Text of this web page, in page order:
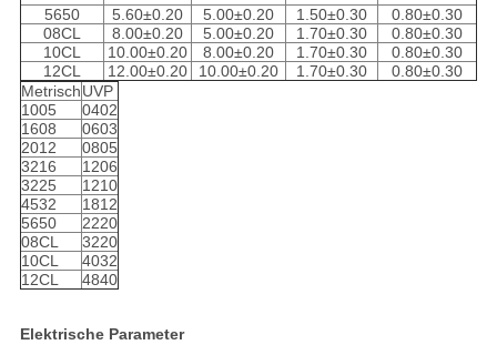
5650
5.60±0.20 5.00±0.20 1.50±0.30
0.80±0.30
08CL
8.00±0.20 5.00±0.20 1.70±0.30
0.80±0.30
10CL
10.00±0.20 8.00±0.20 1.70±0.30
0.80±0.30
12CL
12.00±0.20 10.00±0.20 1.70±0.30
0.80±0.30
MetrischUVP
1005
0402
1608
0603
2012
0805
3216
1206
3225
1210
4532
1812
5650
2220
08CL
3220
10CL
4032
12CL
4840
Elektrische Parameter